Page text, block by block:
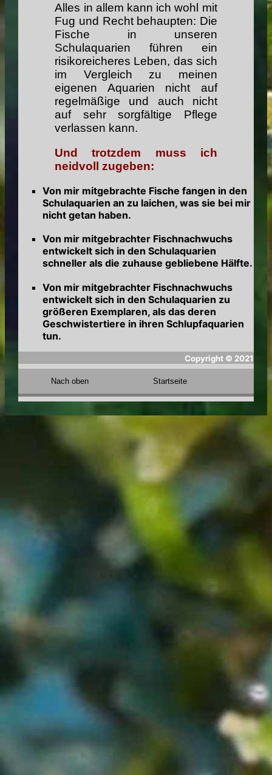
Alles in allem kann ich wohl mit
Fug und Recht behaupten: Die
Fische in unseren
Schulaquarien führen ein
risikoreicheres Leben, das sich
im Vergleich zu meinen
eigenen Aquarien nicht auf
regelmäßige und auch nicht
auf sehr sorgfältige Pflege
verlassen kann.
Und trotzdem muss ich
neidvoll zugeben:
Von mir mitgebrachte Fische fangen in den
Schulaquarien an zu laichen, was sie bei mir
nicht getan haben.
Von mir mitgebrachter Fischnachwuchs
entwickelt sich in den Schulaquarien
schneller als die zuhause gebliebene Hälfte.
Von mir mitgebrachter Fischnachwuchs
entwickelt sich in den Schulaquarien zu
größeren Exemplaren, als das deren
Geschwistertiere in ihren Schlupfaquarien
tun.
Copyright © 2021
Nach oben Startseite